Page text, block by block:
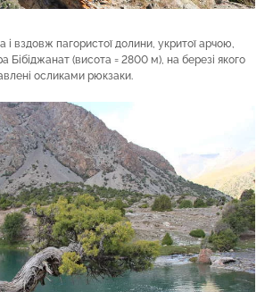
і вздовж пагористої долини, укритої арчою,
Бібіджанат (висота = 2800 м), на березі якого
осликами рюкзаки.